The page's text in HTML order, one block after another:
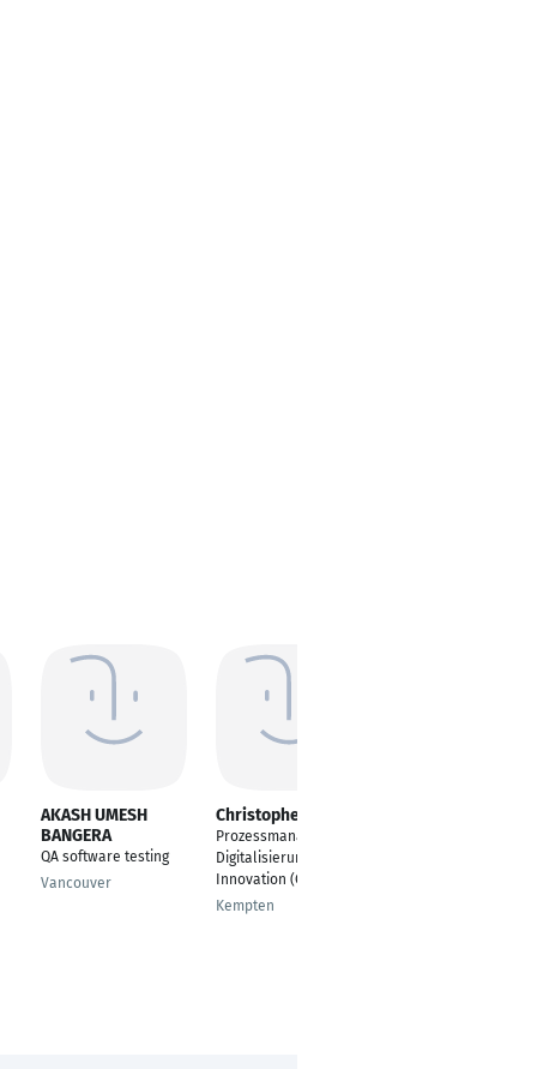
AKASH UMESH
BANGERA
QA software testing
Vancouver
Christopher Geyer
Prozessmanager
Digitalisierung &
Innovation (CPO)
Kempten